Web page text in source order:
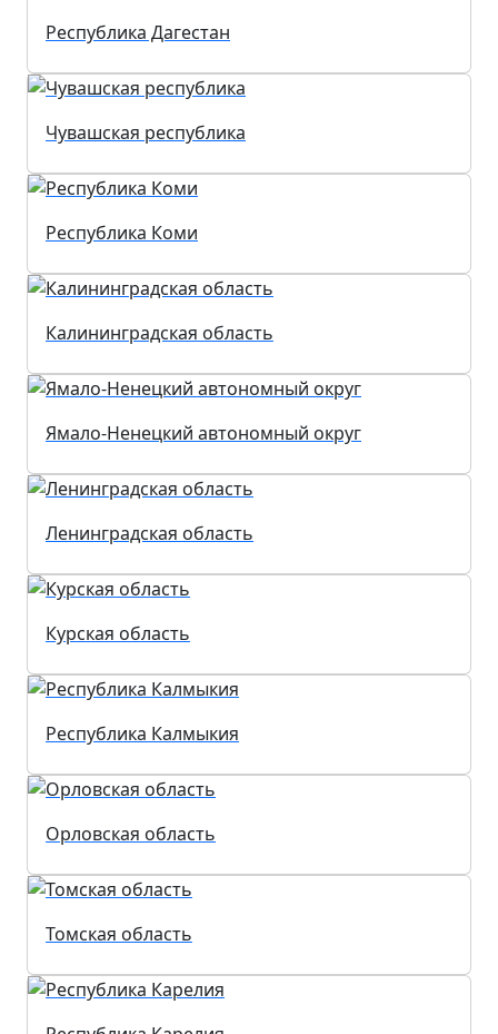
Республика Дагестан
Чувашская республика
Республика Коми
Калининградская область
Ямало-Ненецкий автономный округ
Ленинградская область
Курская область
Республика Калмыкия
Орловская область
Томская область